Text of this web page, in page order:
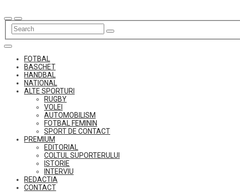
to
content
FOTBAL
BASCHET
HANDBAL
NATIONAL
ALTE SPORTURI
RUGBY
VOLEI
AUTOMOBILISM
FOTBAL FEMININ
SPORT DE CONTACT
PREMIUM
EDITORIAL
COLTUL SUPORTERULUI
ISTORIE
INTERVIU
REDACTIA
CONTACT